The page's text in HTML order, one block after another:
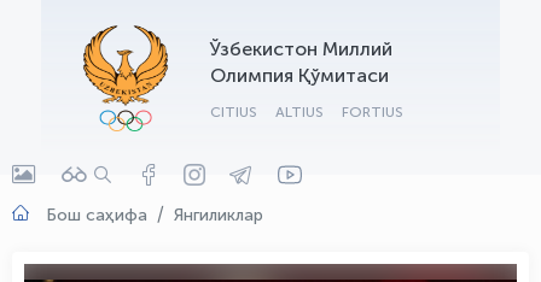
Ўзбекистон Миллий
Олимпия Қўмитаси
CITIUS ALTIUS FORTIUS
Бош саҳифа Янгиликлар
OLYMPCHIK AI - yordamchi
Онлайн · olympic.uz